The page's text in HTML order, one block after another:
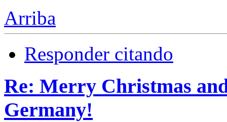
Arriba
Responder citando
Re: Merry Christmas
Germany!